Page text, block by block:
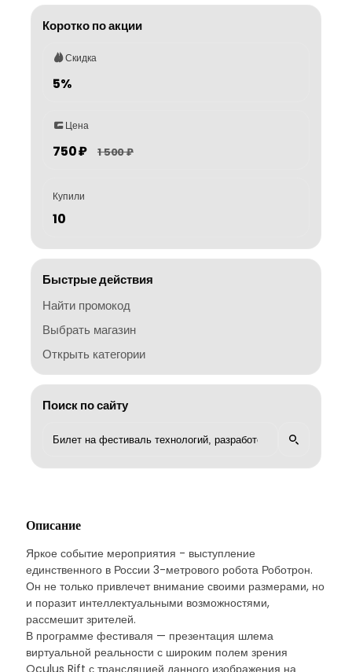
Коротко по акции
Скидка
5%
Цена
750 ₽ 1 500 ₽
Купили
10
Быстрые действия
Найти промокод
Выбрать магазин
Открыть категории
Поиск по сайту
Описание
Яркое событие мероприятия - выступление
единственного в России 3-метрового робота Роботрон.
Он не только привлечет внимание своими размерами, но
и поразит интеллектуальными возможностями,
рассмешит зрителей.
В программе фестиваля — презентация шлема
виртуальной реальности с широким полем зрения
Oculus Rift с трансляцией данного изображения на